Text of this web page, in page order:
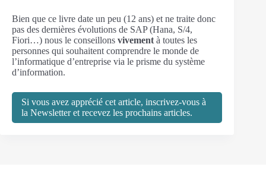
Bien que ce livre date un peu (12 ans) et ne traite donc
pas des dernières évolutions de SAP (Hana, S/4,
Fiori…) nous le conseillons vivement à toutes les
personnes qui souhaitent comprendre le monde de
l’informatique d’entreprise via le prisme du système
d’information.
Si vous avez apprécié cet article, inscrivez-vous à
la Newsletter et recevez les prochains articles.